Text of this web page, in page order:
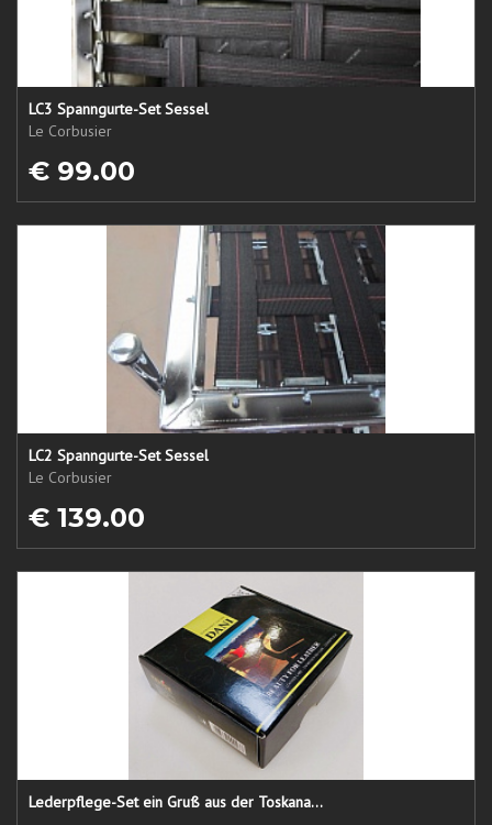
LC3 Spanngurte-Set Sessel
Le Corbusier
€ 99.00
LC2 Spanngurte-Set Sessel
Le Corbusier
€ 139.00
Lederpflege-Set ein Gruß aus der Toskana...